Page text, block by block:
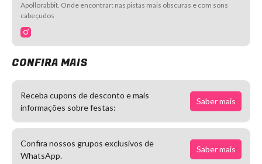
Apollorabbit. Onde encontrar: nas pistas mais obscuras e com sons
cabeçudos
CONFIRA MAIS
Receba cupons de desconto e mais
informações sobre festas:
Saber mais
Confira nossos grupos exclusivos de
WhatsApp.
Saber mais